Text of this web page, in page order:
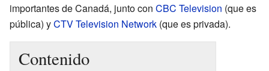
importantes de Canadá, junto con CBC Television (que es
pública) yCTV Television Network (que es privada).
Contenido